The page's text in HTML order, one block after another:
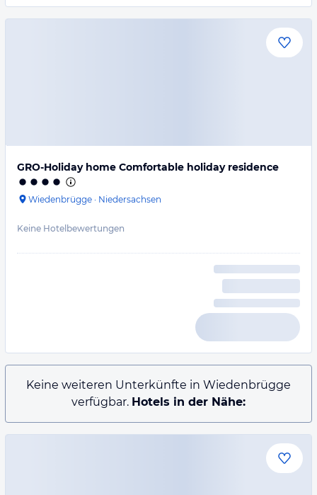
GRO-Holiday home Comfortable holiday residence
Wiedenbrügge · Niedersachsen
Keine Hotelbewertungen
Keine weiteren Unterkünfte in Wiedenbrügge
verfügbar. Hotels in der Nähe: